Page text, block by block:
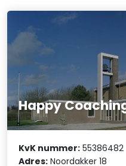
Happy
KvK nummer: 55386482
Adres: Noordakker 18